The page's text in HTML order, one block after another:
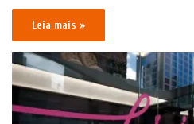
Leia mais »